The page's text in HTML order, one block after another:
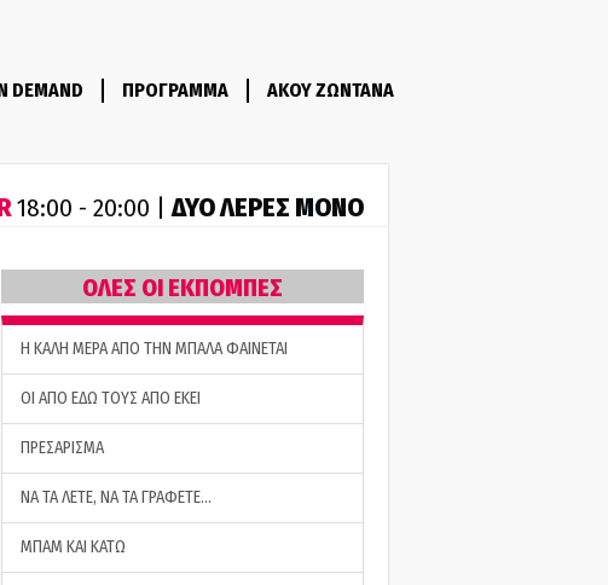
DEMAND ΠΡΟΓΡΑΜΜΑ ΑΚΟΥ ΖΩΝΤΑΝΑ
18:00 - 20:00 |ΔΥΟ ΛΕΡΕΣ ΜΟΝΟ
ΟΛΕΣ ΟΙ ΕΚΠΟΜΠΕΣ
H ΚΑΛΗ ΜΕΡΑ ΑΠΟ ΤΗΝ ΜΠΑΛΑ ΦΑΙΝΕΤΑΙ
ΟΙ ΑΠΟ ΕΔΩ ΤΟΥΣ ΑΠΟ ΕΚΕΙ
ΠΡΕΣΑΡΙΣΜΑ
ΝΑ ΤΑ ΛΕΤΕ, ΝΑ ΤΑ ΓΡΑΦΕΤΕ…
ΜΠΑΜ ΚΑΙ ΚΑΤΩ